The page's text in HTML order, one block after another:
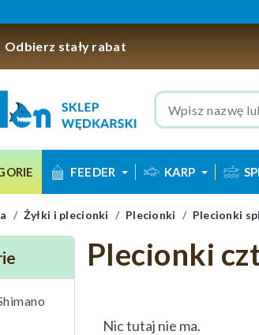
Odbierz stały rabat
FEEDER KARP
Żyłki i plecionki Plecionki Plecionki
Plecionki
Nic tutaj nie ma.